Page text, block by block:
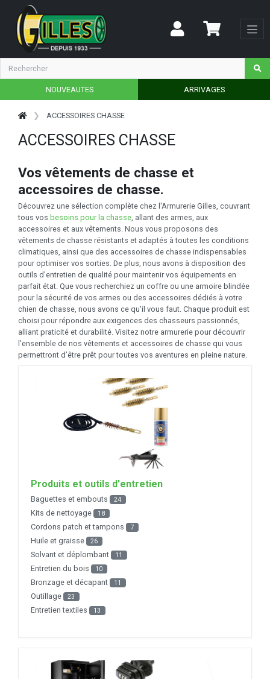
NOUVEAUTES ARRIVAGES
ACCESSOIRES CHASSE
ACCESSOIRES CHASSE
Vos vêtements de chasse et
accessoires de chasse.
Découvrez une sélection complète chez l'Armurerie Gilles, couvrant
tous vos besoins pour la chasse, allant des armes, aux
accessoires et aux vêtements. Nous vous proposons des
vêtements de chasse résistants et adaptés à toutes les conditions
climatiques, ainsi que des accessoires de chasse indispensables
pour optimiser vos sorties. De plus, nous avons à disposition des
outils d'entretien de qualité pour maintenir vos équipements en
parfait état. Que vous recherchiez un coffre ou une armoire blindée
pour la sécurité de vos armes ou des accessoires dédiés à votre
chien de chasse, nous avons ce qu'il vous faut. Chaque produit est
choisi pour répondre aux exigences des chasseurs passionnés,
alliant praticité et durabilité. Visitez notre armurerie pour découvrir
l’ensemble de nos vêtements et accessoires de chasse qui vous
permettront d’être prêt pour toutes vos aventures en pleine nature.
Produits et outils d'entretien
Baguettes et embouts 24
Kits de nettoyage 18
Cordons patch et tampons 7
Huile et graisse 26
Solvant et déplombant 11
Entretien du bois 10
Bronzage et décapant 11
Outillage 23
Entretien textiles 13